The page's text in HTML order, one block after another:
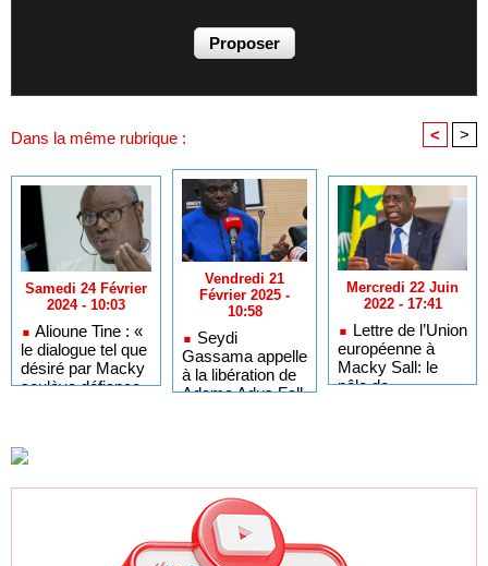
Dans la même rubrique : < >
Samedi 24 Février
2024 - 10:03
Alioune Tine : «
le dialogue tel que
désiré par Macky
soulève défiance,
Vendredi 21
Février 2025 -
10:58
Seydi
Gassama appelle
à la libération de
Adama Adus Fall
Mercredi 22 Juin
2022 - 17:41
Lettre de l’Union
européenne à
Macky Sall: le
pôle de